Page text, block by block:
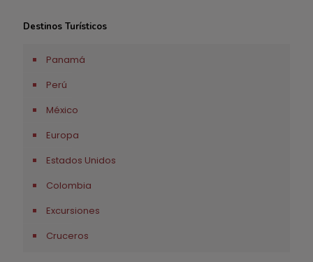
Destinos Turísticos
Panamá
Perú
México
Europa
Estados Unidos
Colombia
Excursiones
Cruceros